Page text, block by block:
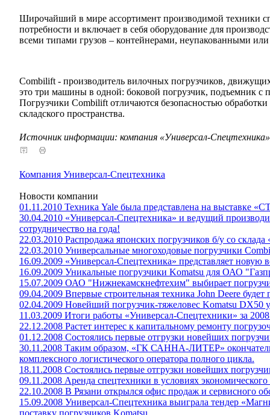
Широчайший в мире ассортимент производимой техники
потребности и включает в себя оборудование для
всеми типами грузов – контейнерами, неупакованными
Combilift - производитель вилочных погрузчиков,
это три машины в одной: боковой погрузчик, подъемник с
Погрузчики Combilift отличаются безопасностью
складского пространства.
Источник информации: компания «Универсал-Спецтехника»
Компания Универсал-Спецтехника
Новости компании
01.11.2010 Техника Yale была представлена на выставке
30.04.2010 «Универсал-Спецтехника» и ведущий
сотрудничество на года!
22.03.2010 Распродажа японских погрузчиков б/у со
22.03.2010 Универсальные многоходовые погрузчики
16.09.2009 «Универсал-Спецтехника» представляет
16.09.2009 Уникальные погрузчики Komatsu для ОАО
15.07.2009 ОАО "Нижнекамскнефтехим" выбирает
09.04.2009 Впервые строительная техника John Deere будет
02.04.2009 Новейший погрузчик-тяжеловес Komatsu DX50
11.03.2009 Итоги работы «Универсал-Спецтехники» за
22.12.2008 Растет интерес к капитальному ремонту
01.12.2008 Состоялись первые отгрузки новейших
30.11.2008 Таким образом, «ГК САННА-ЛИТЕР»
комплексного логистического оператора полного цикла.
18.11.2008 Состоялись первые отгрузки новейших
09.11.2008 Аренда спецтехники в условиях экономического
22.10.2008 В Рязани открылся офис продаж и сервисного
15.09.2008 Универсал-Спецтехника выиграла тендер
поставку погрузчиков Komatsu